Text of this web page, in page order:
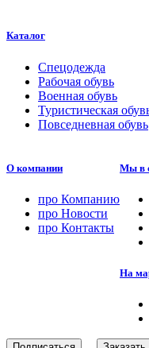
Каталог
Спецодежда
Рабочая обувь
Военная обувь
Туристическая
Повседневная обувь
О компании
про Компанию
про Новости
про Контакты
Мы в
На